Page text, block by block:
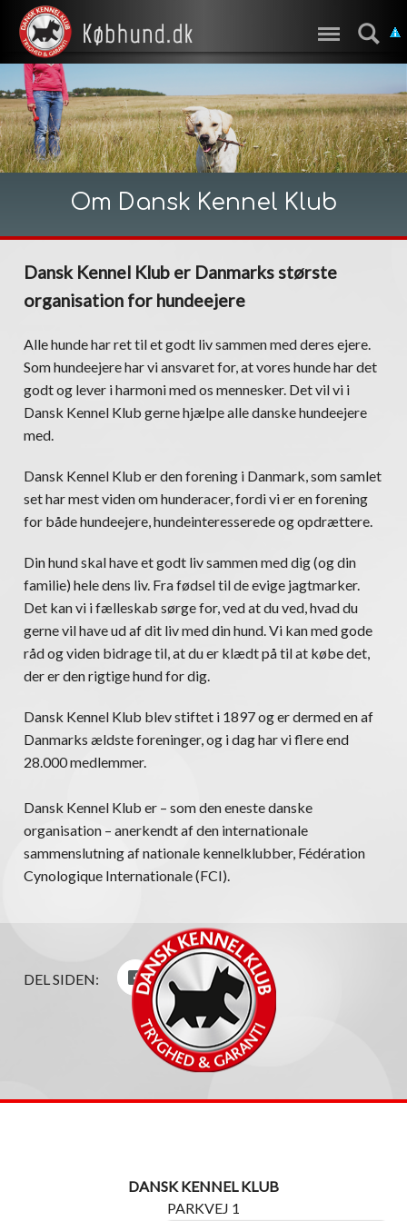
Om Dansk Kennel Klub
Dansk Kennel Klub er Danmarks største
organisation for hundeejere
Alle hunde har ret til et godt liv sammen med deres ejere.
Som hundeejere har vi ansvaret for, at vores hunde har det
godt og lever i harmoni med os mennesker. Det vil vi i
Dansk Kennel Klub gerne hjælpe alle danske hundeejere
med.
Dansk Kennel Klub er den forening i Danmark, som samlet
set har mest viden om hunderacer, fordi vi er en forening
for både hundeejere, hundeinteresserede og opdrættere.
Din hund skal have et godt liv sammen med dig (og din
familie) hele dens liv. Fra fødsel til de evige jagtmarker.
Det kan vi i fælleskab sørge for, ved at du ved, hvad du
gerne vil have ud af dit liv med din hund. Vi kan med gode
råd og viden bidrage til, at du er klædt på til at købe det,
der er den rigtige hund for dig.
Dansk Kennel Klub blev stiftet i 1897 og er dermed en af
Danmarks ældste foreninger, og i dag har vi flere end
28.000 medlemmer.
Dansk Kennel Klub er – som den eneste danske
organisation – anerkendt af den internationale
sammenslutning af nationale kennelklubber, Fédération
Cynologique Internationale (FCI).
DEL SIDEN:
DANSK KENNEL KLUB
PARKVEJ 1